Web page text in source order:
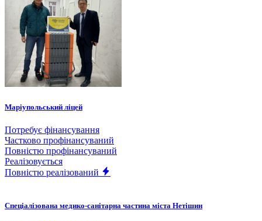
Маріупольський ліцей
Потребує фінансування
Частково профінансуваний
Повністю профінансуваний
Реалізовується
Повністю реалізований
Спеціалізована медико-санітарна частина міста Нетішин